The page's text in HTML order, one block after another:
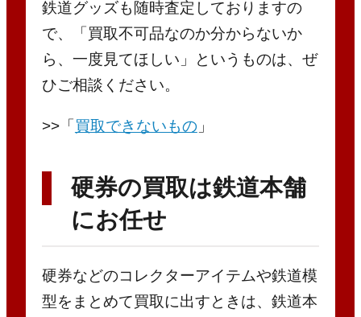
鉄道グッズも随時査定しておりますの
で、「買取不可品なのか分からないか
ら、一度見てほしい」というものは、ぜ
ひご相談ください。
>>「 買取できないもの」
硬券の買取は鉄道本舗
にお任せ
硬券などのコレクターアイテムや鉄道模
型をまとめて買取に出すときは、鉄道本